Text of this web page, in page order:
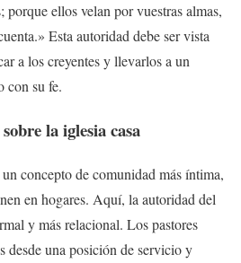
porque ellos velan por vuestras almas,
Esta autoridad debe ser vista
a los creyentes y llevarlos a un
con su fe.
laiglesia casa
un concepto de comunidad más íntima,
en hogares. Aquí, la autoridad del
y más relacional. Los pastores
desde una posición de servicio y